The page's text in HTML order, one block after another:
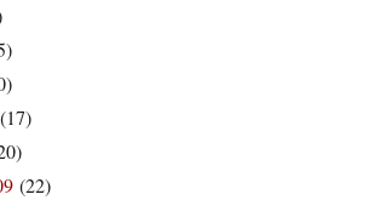
(17)
(22)